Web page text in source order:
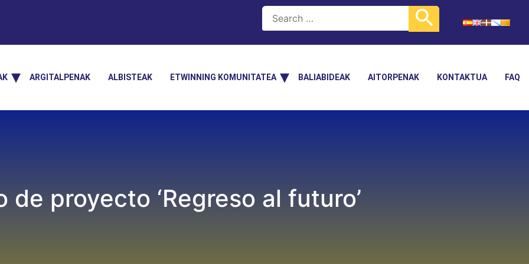
ARGITALPENAK ALBISTEAK ETWINNING KOMUNITATEA BALIABIDEAK AITORPENAK KONTAKTUA FAQ
de proyecto ‘Regreso al futuro’